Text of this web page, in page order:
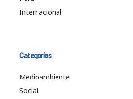
Internacional
Categorías
Medioambiente
Social